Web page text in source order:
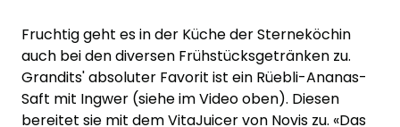
Fruchtig geht es in der Küche der Sterneköchin
auch bei den diversen Frühstücksgetränken zu.
Grandits' absoluter Favorit ist ein Rüebli­-Ananas-
Saft mit Ingwer (siehe im Video oben). Diesen
bereitet sie mit dem VitaJuicer von Novis zu. «Das